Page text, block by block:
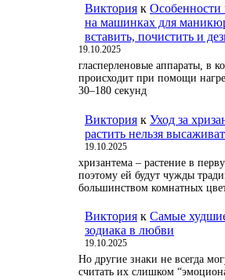
Виктория к Особенности
на машинках для
вставить, почистить и
19.10.2025
гласперленовые аппараты, в
происходит при помощи
30–180 секунд
Виктория к Уход за
растить нельзя
19.10.2025
хризантема – растение в
поэтому ей будут чужды
большинством комнатных
Виктория к Самые
зодиака в любви
19.10.2025
Но другие знаки не всегда
считать их слишком